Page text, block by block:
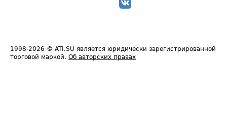
1998-2026 © ATI.SU является юридически зарегистрированной
торговой маркой. Об авторских правах